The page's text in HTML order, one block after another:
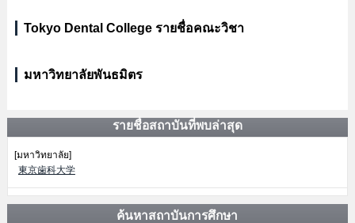
Tokyo Dental College รายชื่อคณะวิชา
มหาวิทยาลัยพันธมิตร
รายชื่อสถาบันที่พบล่าสุด
[มหาวิทยาลัย]
東京歯科大学
ค้นหาสถาบันการศึกษา